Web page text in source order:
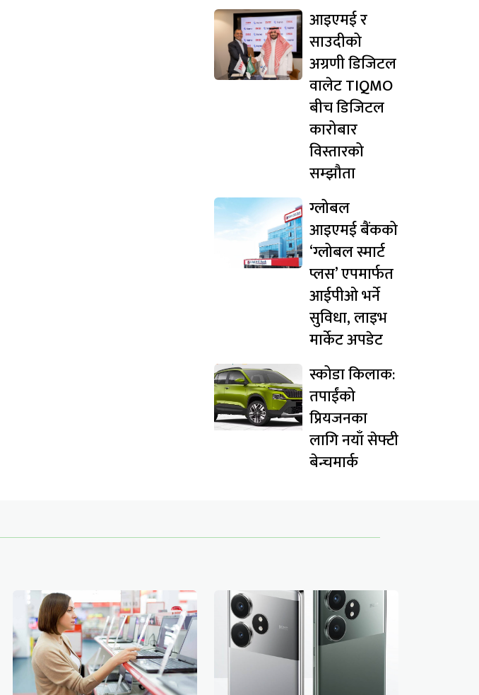
आइएमई र
साउदीको
अग्रणी डिजिटल
वालेट TIQMO
बीच डिजिटल
कारोबार
विस्तारको
सम्झौता
ग्लोबल
आइएमई बैंकको
‘ग्लोबल स्मार्ट
प्लस’ एपमार्फत
आईपीओ भर्ने
सुविधा, लाइभ
मार्केट अपडेट
स्कोडा किलाक:
तपाईंको
प्रियजनका
लागि नयाँ सेफ्टी
बेन्चमार्क